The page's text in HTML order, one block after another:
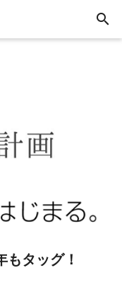
search
タッグ！